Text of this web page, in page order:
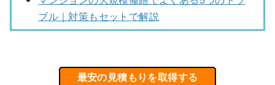
ブル｜対策もセットで解説
最安の見積もりを取得する